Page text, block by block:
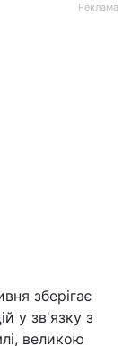
Реклама
зберігає
у зв'язку з
великою